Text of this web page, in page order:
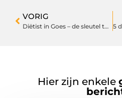
VORIG
Diëtist in Goes – de sleutel tot een gezonde levensstijl
Hier zijn enkele